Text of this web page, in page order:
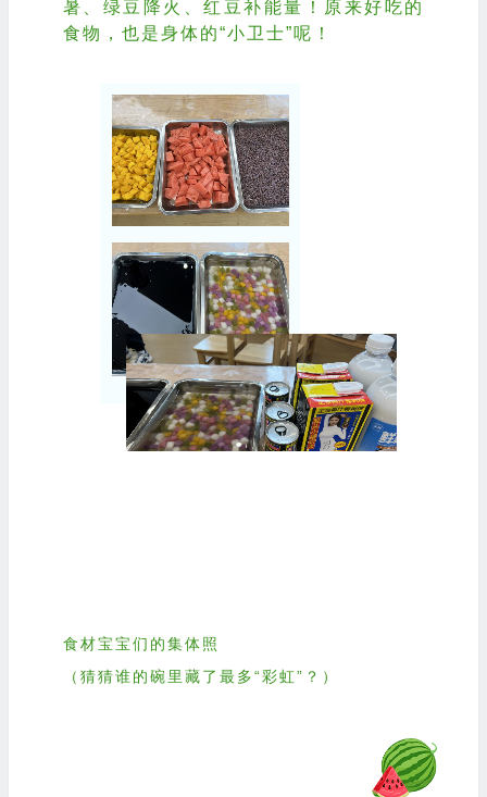
暑、绿豆降火、红豆补能量！原来好吃的
食物，也是身体的“小卫士”呢！
食材宝宝们的集体照
（猜猜谁的碗里藏了最多“彩虹”？）